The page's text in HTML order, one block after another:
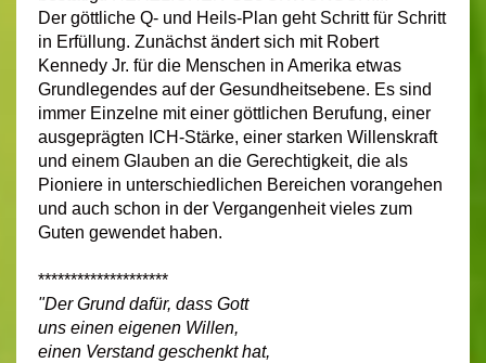
Der göttliche Q- und Heils-Plan geht Schritt für Schritt
in Erfüllung. Zunächst ändert sich mit Robert
Kennedy Jr. für die Menschen in Amerika etwas
Grundlegendes auf der Gesundheitsebene. Es sind
immer Einzelne mit einer göttlichen Berufung, einer
ausgeprägten ICH-Stärke, einer starken Willenskraft
und einem Glauben an die Gerechtigkeit, die als
Pioniere in unterschiedlichen Bereichen vorangehen
und auch schon in der Vergangenheit vieles zum
Guten gewendet haben.
********************
"Der Grund dafür, dass Gott
uns einen eigenen Willen,
einen Verstand geschenkt hat,